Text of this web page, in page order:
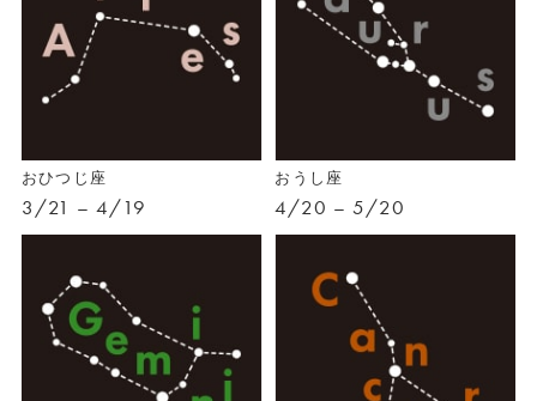
おひつじ座
3/21 – 4/19
おうし座
4/20 – 5/20